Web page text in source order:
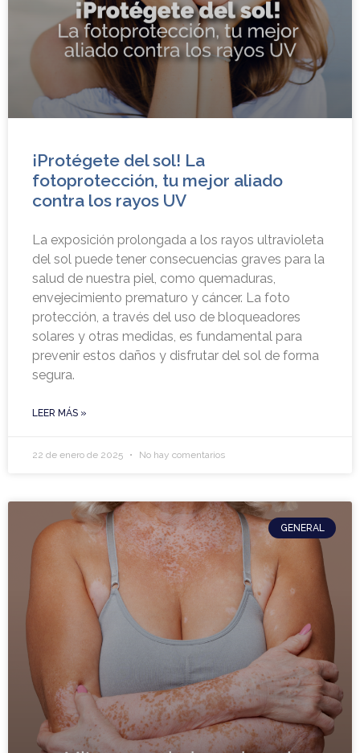
¡Protégete del sol! La
fotoprotección, tu mejor aliado
contra los rayos UV
La exposición prolongada a los rayos ultravioleta
del sol puede tener consecuencias graves para la
salud de nuestra piel, como quemaduras,
envejecimiento prematuro y cáncer. La foto
protección, a través del uso de bloqueadores
solares y otras medidas, es fundamental para
prevenir estos daños y disfrutar del sol de forma
segura.
LEER MÁS »
22 de enero de 2025 No hay comentarios
GENERAL